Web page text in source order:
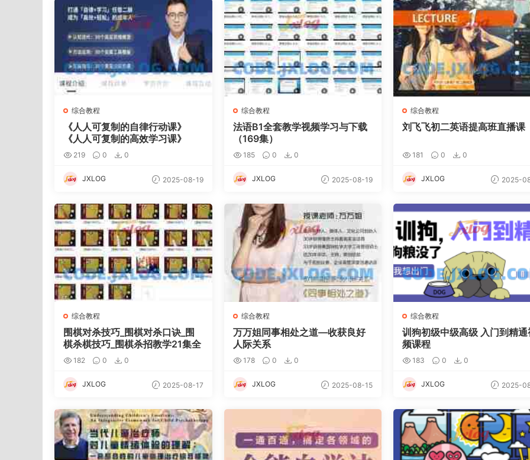
综合教程
《人人可复制的自律行动课》
《人人可复制的高效学习课》
219 0 0
JXLOG 2025-08-19
综合教程
法语B1全套教学视频学习与下载
（169集）
185 0 0
JXLOG 2025-08-19
综合教程
刘飞飞初二英语提高班直播课
181 0 0
JXLOG 2025-
综合教程
围棋对杀技巧_围棋对杀口诀_围
棋杀棋技巧_围棋杀招教学21集全
182 0 0
JXLOG 2025-08-17
综合教程
万万姐同事相处之道—收获良好
人际关系
178 0 0
JXLOG 2025-08-15
综合教程
训狗初级中级高级 入门到精通
频课程
183 0 0
JXLOG 2025-